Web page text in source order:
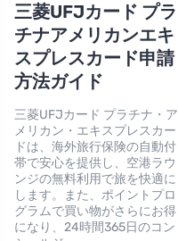
三菱UFJカード プラ
チナアメリカンエキ
スプレスカード申請
方法ガイド
三菱UFJカード プラチナ・ア
メリカン・エキスプレスカー
ドは、海外旅行保険の自動付
帯で安心を提供し、空港ラウ
ンジの無料利用で旅を快適に
します。また、ポイントプロ
グラムで買い物がさらにお得
になり、24時間365日のコン